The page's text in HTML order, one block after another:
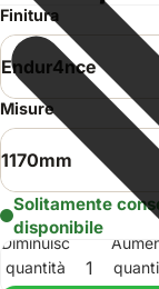
Finitura
Misure
Solitamente
disponibile
Diminuisci
quantità